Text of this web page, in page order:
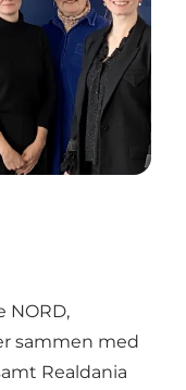
NORD,
sammen med
Realdania